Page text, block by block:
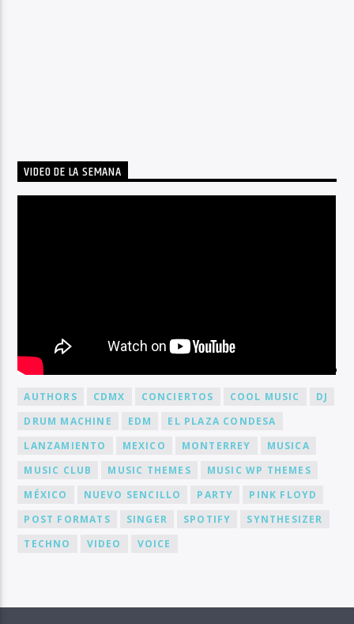
VIDEO DE LA SEMANA
BY TAG
AUTHORS CDMX CONCIERTOS COOL MUSIC
DJ
DRUM MACHINE
EDM
EL PLAZA CONDESA
LANZAMIENTO
MEXICO MONTERREY
MUSICA
MUSIC CLUB
MUSIC THEMES
MUSIC WP THEMES
MÉXICO
NUEVO SENCILLO PARTY
PINK FLOYD
POST FORMATS
SINGER SPOTIFY
SYNTHESIZER
TECHNO
VIDEO VOICE